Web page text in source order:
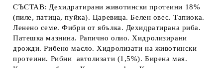
СЪСТАВ: Дехидратирани животински протеини 18%
(пиле, патица, пуйка). Царевица. Белен овес. Тапиока.
Ленено семе. Фибри от ябълка. Дехидратирана риба.
Патешка мазнина. Рапично олио. Хидролизирани
дрожди. Рибено масло. Хидролизати на животински
протеини. Рибни автолизати (1,5%). Бирена мая.